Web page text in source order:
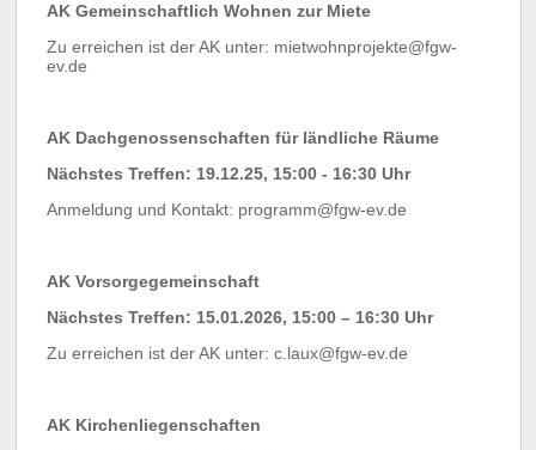
AK Gemeinschaftlich Wohnen zur Miete
Zu erreichen ist der AK unter: mietwohnprojekte@fgw-
ev.de
AK Dachgenossenschaften für ländliche Räume
Nächstes Treffen: 19.12.25, 15:00 - 16:30 Uhr
Anmeldung und Kontakt: programm@fgw-ev.de
AK Vorsorgegemeinschaft
Nächstes Treffen: 15.01.2026, 15:00 – 16:30 Uhr
Zu erreichen ist der AK unter: c.laux@fgw-ev.de
AK Kirchenliegenschaften